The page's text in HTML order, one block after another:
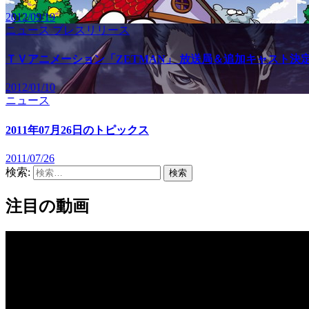
2012/09/19
ニュース プレスリリース
ＴＶアニメーション「ZETMAN」 放送局＆追加キャスト決
2012/01/10
ニュース
2011年07月26日のトピックス
2011/07/26
検索:
注目の動画